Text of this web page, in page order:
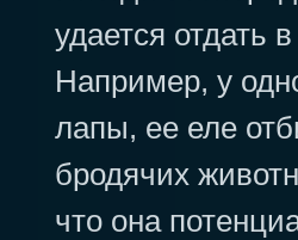
удается отдать
Например, у
лапы, ее еле
бродячих
что она